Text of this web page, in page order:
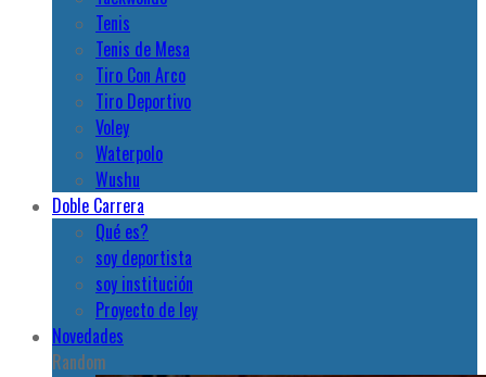
Tenis
Tenis de Mesa
Tiro Con Arco
Tiro Deportivo
Voley
Waterpolo
Wushu
Doble Carrera
Qué es?
soy deportista
soy institución
Proyecto de ley
Novedades
Random